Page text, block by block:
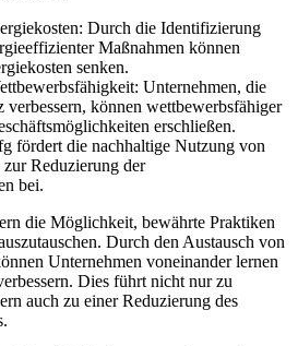
Durch die Identifizierung
Maßnahmen können
senken.
Unternehmen, die
verbessern, können wettbewerbsfähiger
erschließen.
fördert die nachhaltige Nutzung von
Reduzierung der
bei.
die Möglichkeit, bewährte Praktiken
Durch den Austausch von
Unternehmen voneinander lernen
Dies führt nicht nur zu
auch zu einer Reduzierung des